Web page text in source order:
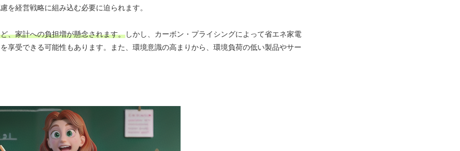
を経営戦略に組み込む必要に迫られます。
、家計への負担増が懸念されます。しかし、カーボン・プライシングによって省エネ家電
享受できる可能性もあります。また、環境意識の高まりから、環境負荷の低い製品やサー